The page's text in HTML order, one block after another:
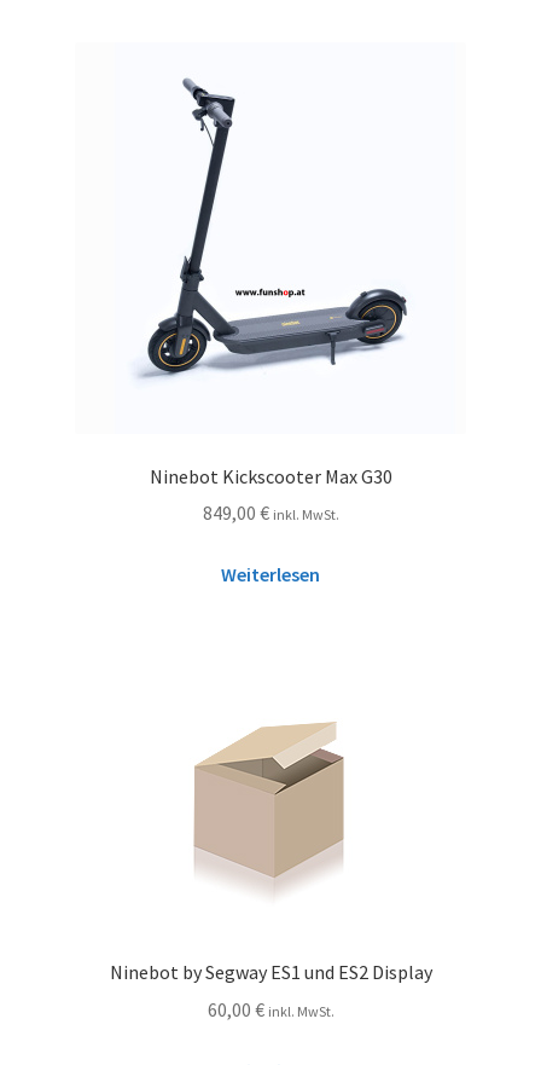
Ninebot Kickscooter Max G30
849,00 € inkl. MwSt.
Weiterlesen
Ninebot by Segway ES1 und ES2 Display
60,00 € inkl. MwSt.